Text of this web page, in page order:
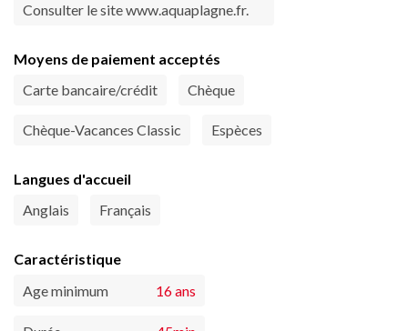
Consulter le site www.aquaplagne.fr.
Moyens de paiement acceptés
Carte bancaire/crédit
Chèque
Chèque-Vacances Classic Espèces
Langues d'accueil
Anglais
Français
Caractéristique
Age minimum
16 ans